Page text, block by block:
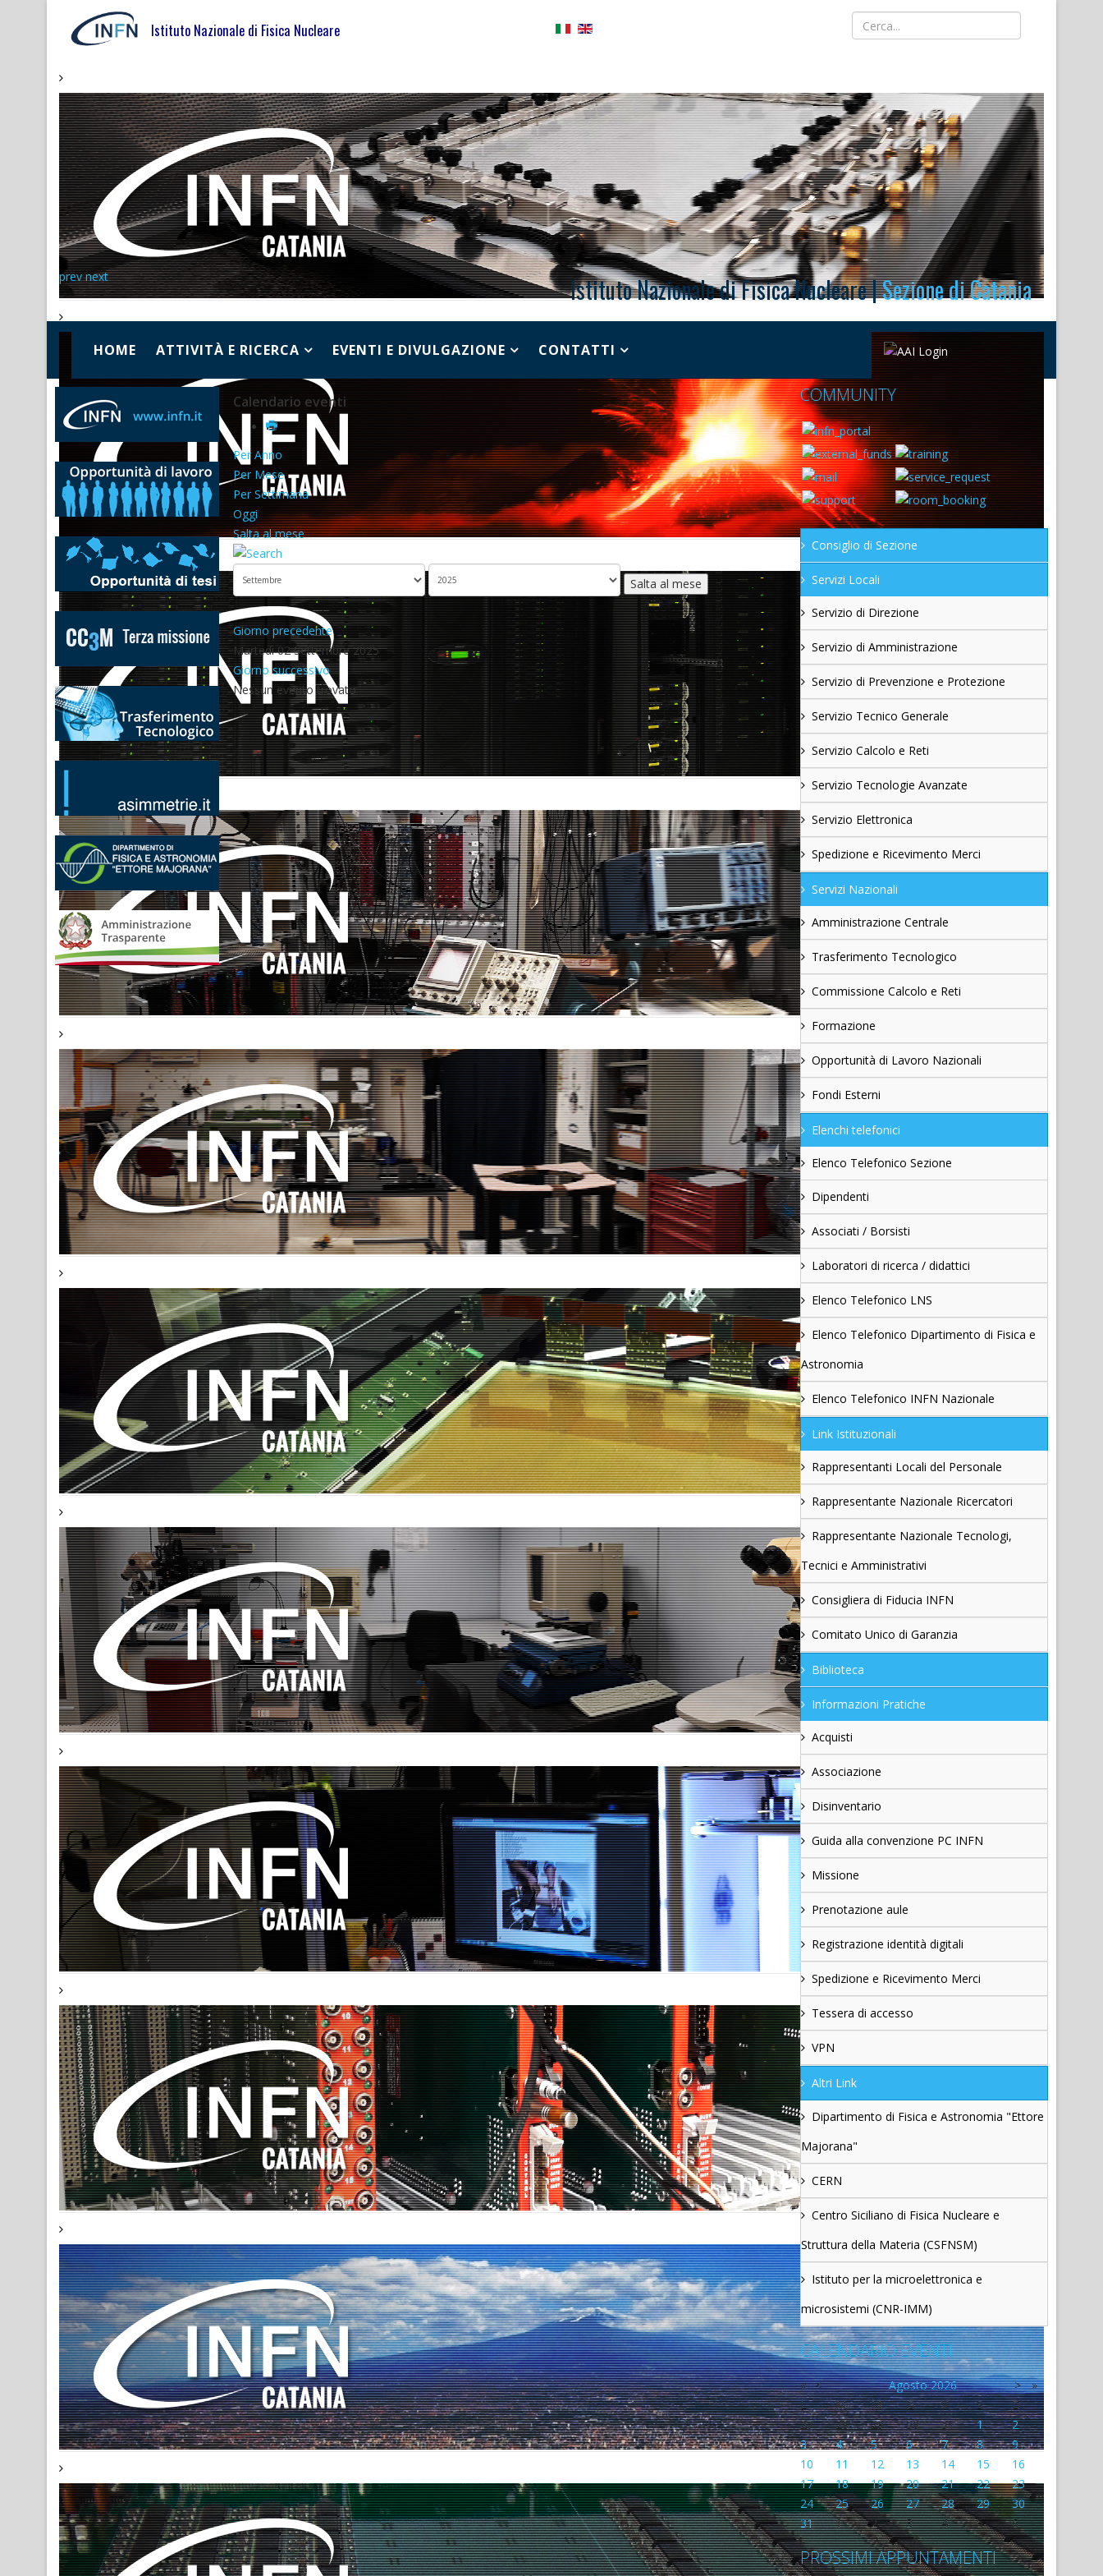
Istituto Nazionale di Fisica Nucleare
prev next Istituto Nazionale di Fisica Nucleare |Sezione di Catania
HOME ATTIVITÀ E RICERCA EVENTI E DIVULGAZIONE CONTATTI
Calendario eventi
Per Anno
Per Mese
Per Settimana
Oggi
Salta al mese
Salta al mese
Giorno precedente
Martedì 02 Settembre 2025
Giorno successivo
Nessun evento trovato
COMMUNITY
Consiglio di Sezione
Servizi Locali
Servizio di Direzione
Servizio di Amministrazione
Servizio di Prevenzione e Protezione
Servizio Tecnico Generale
Servizio Calcolo e Reti
Servizio Tecnologie Avanzate
Servizio Elettronica
Spedizione e Ricevimento Merci
Servizi Nazionali
Amministrazione Centrale
Trasferimento Tecnologico
Commissione Calcolo e Reti
Formazione
Opportunità di Lavoro Nazionali
Fondi Esterni
Elenchi telefonici
Elenco Telefonico Sezione
Dipendenti
Associati / Borsisti
Laboratori di ricerca / didattici
Elenco Telefonico LNS
Elenco Telefonico Dipartimento di Fisica e
Astronomia
Elenco Telefonico INFN Nazionale
Link Istituzionali
Rappresentanti Locali del Personale
Rappresentante Nazionale Ricercatori
Rappresentante Nazionale Tecnologi,
Tecnici e Amministrativi
Consigliera di Fiducia INFN
Comitato Unico di Garanzia
Biblioteca
Informazioni Pratiche
Acquisti
Associazione
Disinventario
Guida alla convenzione PC INFN
Missione
Prenotazione aule
Registrazione identità digitali
Spedizione e Ricevimento Merci
Tessera di accesso
VPN
Altri Link
Dipartimento di Fisica e Astronomia "Ettore
Majorana"
CERN
Centro Siciliano di Fisica Nucleare e
Struttura della Materia (CSFNSM)
Istituto per la microelettronica e
microsistemi (CNR-IMM)
CALENDARIO EVENTI
« < Agosto 2026 >
»
L
M M G V S
D
27
28 29 30 31 1
2
3
4 5 6 7 8
9
10
11 12 13 14 15
16
17
18 19 20 21 22
23
24
25 26 27 28 29
30
31
1 2 3 4 5 6
PROSSIMI APPUNTAMENTI